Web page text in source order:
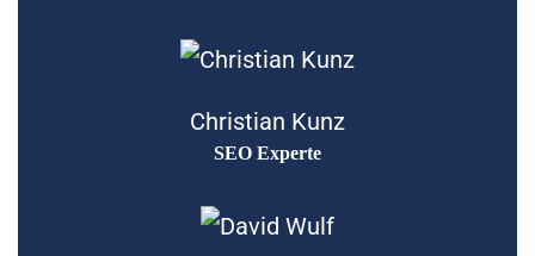
Christian Kunz
SEO Experte